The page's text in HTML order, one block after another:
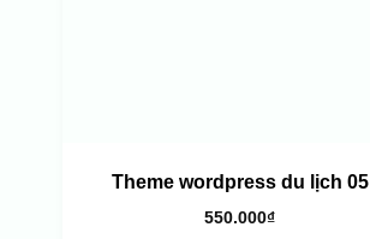
Theme wordpress du lịch 05
550.000₫